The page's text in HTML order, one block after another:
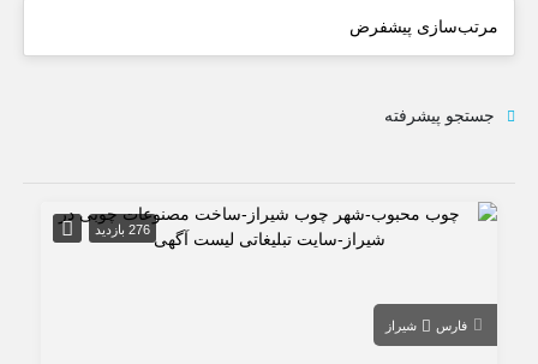
جستجو پیشرفته
276 بازدید
فارس شیراز